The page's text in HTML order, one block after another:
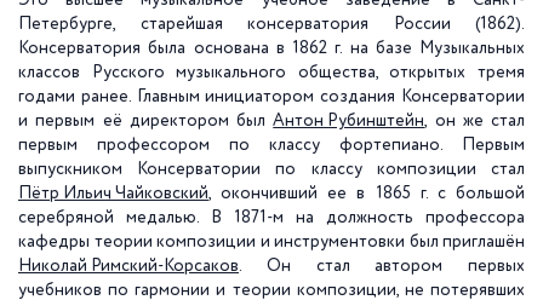
Петербурге, старейшая консерватория России (1862).
Консерватория была основана в 1862 г. на базе Музыкальных
классов Русского музыкального общества, открытых тремя
годами ранее. Главным инициатором создания Консерватории
и первым её директором былАнтон Рубинштейн, он же стал
первым профессором по классу фортепиано. Первым
выпускником Консерватории по классу композиции стал
Пётр Ильич Чайковский, окончивший ее в 1865 г. с большой
серебряной медалью. В 1871-м на должность профессора
кафедры теории композиции и инструментовки был приглашён
Николай Римский-Корсаков. Он стал автором первых
учебников по гармонии и теории композиции, не потерявших